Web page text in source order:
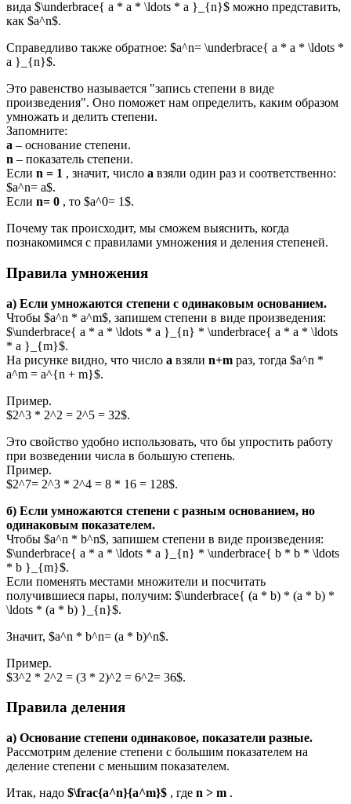
вида $\underbrace{ a * a * \ldots * a }_{n}$ можно представить,
как $a^n$.
Справедливо также обратное: $a^n= \underbrace{ a * a * \ldots *
a }_{n}$.
Это равенство называется "запись степени в виде
произведения". Оно поможет нам определить, каким образом
умножать и делить степени.
Запомните:
a – основание степени.
n – показатель степени.
Если n = 1 , значит, число а взяли один раз и соответственно:
$a^n= a$.
Если n= 0 , то $a^0= 1$.
Почему так происходит, мы сможем выяснить, когда
познакомимся с правилами умножения и деления степеней.
Правила умножения
a) Если умножаются степени с одинаковым основанием.
Чтобы $a^n * a^m$, запишем степени в виде произведения:
$\underbrace{ a * a * \ldots * a }_{n} * \underbrace{ a * a * \ldots
* a }_{m}$.
На рисунке видно, что число а взяли n+m раз, тогда $a^n *
a^m = a^{n + m}$.
Пример.
$2^3 * 2^2 = 2^5 = 32$.
Это свойство удобно использовать, что бы упростить работу
при возведении числа в большую степень.
Пример.
$2^7= 2^3 * 2^4 = 8 * 16 = 128$.
б) Если умножаются степени с разным основанием, но
одинаковым показателем.
Чтобы $a^n * b^n$, запишем степени в виде произведения:
$\underbrace{ a * a * \ldots * a }_{n} * \underbrace{ b * b * \ldots
* b }_{m}$.
Если поменять местами множители и посчитать
получившиеся пары, получим: $\underbrace{ (a * b) * (a * b) *
\ldots * (a * b) }_{n}$.
Значит, $a^n * b^n= (a * b)^n$.
Пример.
$3^2 * 2^2 = (3 * 2)^2 = 6^2= 36$.
Правила деления
a) Основание степени одинаковое, показатели разные.
Рассмотрим деление степени с большим показателем на
деление степени с меньшим показателем.
Итак, надо $\frac{a^n}{a^m}$ , где n > m .